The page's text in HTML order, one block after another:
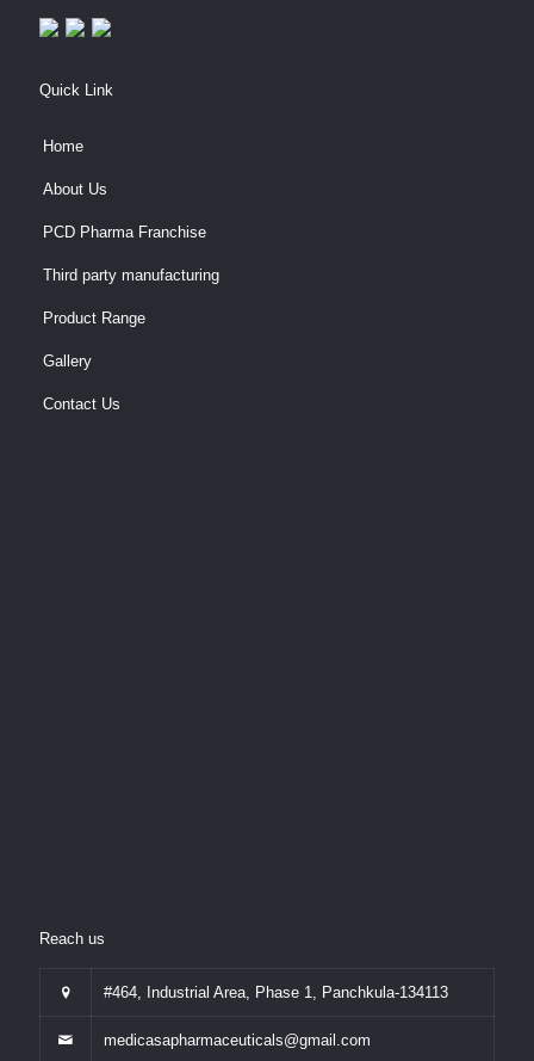
Quick Link
Home
About Us
PCD Pharma Franchise
Third party manufacturing
Product Range
Gallery
Contact Us
Reach us
#464, Industrial Area, Phase 1, Panchkula-134113
medicasapharmaceuticals@gmail.com